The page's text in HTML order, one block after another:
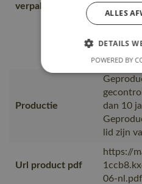
verpakking
De
van of
De
van
Productie
dan 10
lid zijn
Url product pdf
https://
06-nl.pdf
ALLES
DETAILS
POWERED BY